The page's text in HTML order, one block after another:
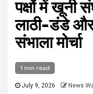
पक्षों में खूनी
लाठी-डंडे
संभाला मोर्चा
1 min read
July 9, 2026 News